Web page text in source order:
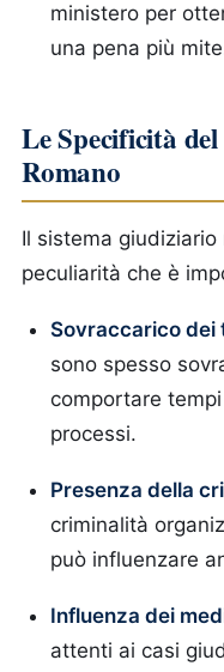
ministero per
una pena più
Le Specificità
Romano
Il sistema
peculiarità che è
Sovraccarico dei
sono spesso
comportare
processi.
Presenza della
criminalità
può influenzare
Influenza dei
attenti ai casi